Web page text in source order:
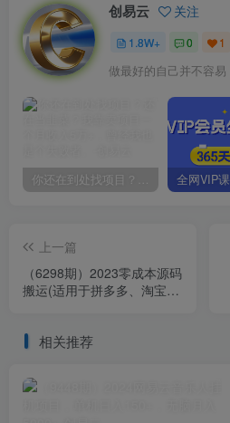
创易云 关注
1.8W+ 0 1
你还在到处找项目？还在当韭菜？我靠卖项目一个月收入5万+，曾经我也是个失败者。
上一篇
（6298期）2023零成本源码
搬运(适用于拼多多、淘宝、
相关推荐